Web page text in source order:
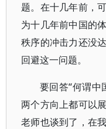
题。在十几年前，
为十几年前中国的
秩序的冲击力还没
回避这一问题。
要回答“何谓中
两个方向上都可以
老师也谈到了，在